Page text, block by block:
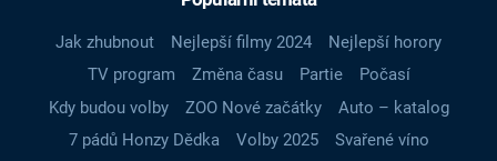
Jak zhubnout Nejlepší filmy 2024
Nejlepší horory
TV program
Změna času Partie
Počasí
Kdy budou volby
ZOO Nové začátky
Auto – katalog
7 pádů Honzy Dědka
Volby 2025
Svařené víno